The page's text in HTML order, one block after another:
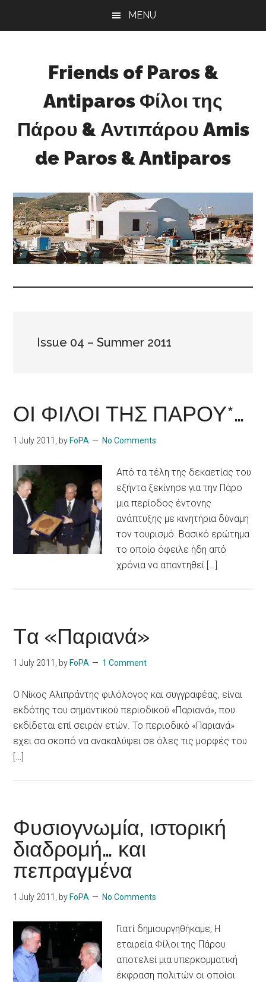
MENU
Friends of Paros &
Antiparos Φίλοι της
Πάρου & Αντιπάρου Amis
de Paros & Antiparos
development
for
Paros
&
Antiparos
Issue 04 – Summer 2011
ΟΙ ΦΙΛΟΙ ΤΗΣ ΠΑΡΟΥ*…
1 July 2011 , by FoPA No Comments
Από τα τέλη της δεκαετίας του
εξήντα ξεκίνησε για την Πάρο
μια περίοδος έντονης
ανάπτυξης με κινητήρια δύναμη
τον τουρισμό. Βασικό ερώτημα
το οποίο όφειλε ήδη από
χρόνια να απαντηθεί […]
Tα «Παριανά»
1 July 2011 , by FoPA 1 Comment
Ο Νίκος Αλιπράντης φιλόλογος και συγγραφέας, είναι
εκδότης του σημαντικού περιοδικού «Παριανά», που
εκδίδεται επί σειράν ετών. Το περιοδικό «Παριανά»
εχει σα σκοπό να ανακαλύψει σε όλες τις μορφές του
[…]
Φυσιογνωμία, ιστορική
διαδρομή… και
πεπραγμένα
1 July 2011 , by FoPA No Comments
Γιατί δημιουργηθήκαμε; Η
εταιρεία Φίλοι της Πάρου
αποτελεί μια υπερκομματική
έκφραση πολιτών οι οποίοι